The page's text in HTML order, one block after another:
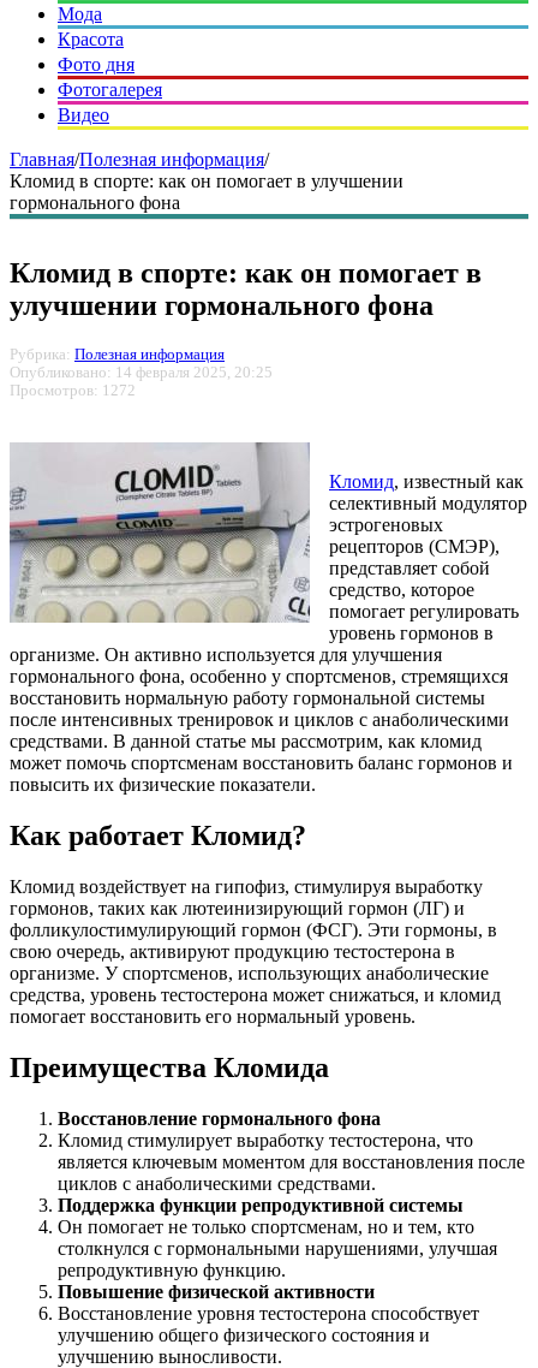
Мода
Красота
Фото дня
Фотогалерея
Видео
Главная/Полезная информация/
Кломид в спорте: как он помогает в улучшении
гормонального фона
Кломид в спорте: как он помогает в
улучшении гормонального фона
Рубрика: Полезная информация
Опубликовано: 14 февраля 2025, 20:25
Просмотров: 1272
Кломид, известный как
селективный модулятор
эстрогеновых
рецепторов (СМЭР),
представляет собой
средство, которое
помогает регулировать
уровень гормонов в
организме. Он активно используется для улучшения
гормонального фона, особенно у спортсменов, стремящихся
восстановить нормальную работу гормональной системы
после интенсивных тренировок и циклов с анаболическими
средствами. В данной статье мы рассмотрим, как кломид
может помочь спортсменам восстановить баланс гормонов и
повысить их физические показатели.
Как работает Кломид?
Кломид воздействует на гипофиз, стимулируя выработку
гормонов, таких как лютеинизирующий гормон (ЛГ) и
фолликулостимулирующий гормон (ФСГ). Эти гормоны, в
свою очередь, активируют продукцию тестостерона в
организме. У спортсменов, использующих анаболические
средства, уровень тестостерона может снижаться, и кломид
помогает восстановить его нормальный уровень.
Преимущества Кломида
Восстановление гормонального фона
Кломид стимулирует выработку тестостерона, что
является ключевым моментом для восстановления после
циклов с анаболическими средствами.
Поддержка функции репродуктивной системы
Он помогает не только спортсменам, но и тем, кто
столкнулся с гормональными нарушениями, улучшая
репродуктивную функцию.
Повышение физической активности
Восстановление уровня тестостерона способствует
улучшению общего физического состояния и
улучшению выносливости.